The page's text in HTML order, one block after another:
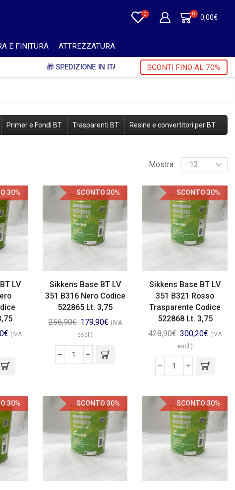
0 0 0,00€
E FINITURA ATTREZZATURA
IVA 🎁 SCONTI FINO AL 70%
Primer e Fondi BT Trasparenti BT Resine e convertitori per BT
Mostra
30%
LV
€ (IVA
SCONTO 30%
Sikkens Base BT LV
351 B316 Nero Codice
522865 Lt. 3,75
256,90€ 179,90€ (IVA
escl.)
SCONTO 30%
Sikkens Base BT LV
351 B321 Rosso
Trasparente Codice
522868 Lt. 3,75
428,90€ 300,20€ (IVA
escl.)
30% SCONTO 30% SCONTO 30%